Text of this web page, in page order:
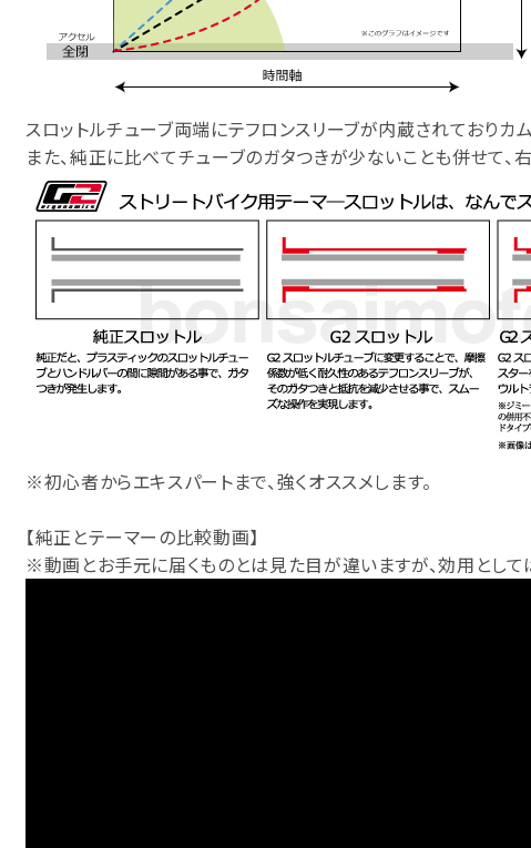
スロットルチューブ両端にテフロンスリーブが内蔵されており
また、純正に比べてチューブのガタつきが少ないことも併せて、
※初心者からエキスパートまで、強くオススメします。
【純正とテーマーの比較動画】
※動画とお手元に届くものとは見た目が違いますが、効用として